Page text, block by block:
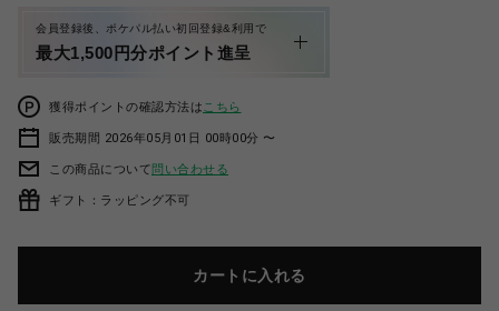
会員登録後、ポケパル払い初回登録&利用で
最大1,500円分ポイント進呈
獲得ポイントの確認方法は こちら
販売期間 2026年05月01日 00時00分 〜
この商品について問い合わせる
ギフト：ラッピング不可
カートに入れる